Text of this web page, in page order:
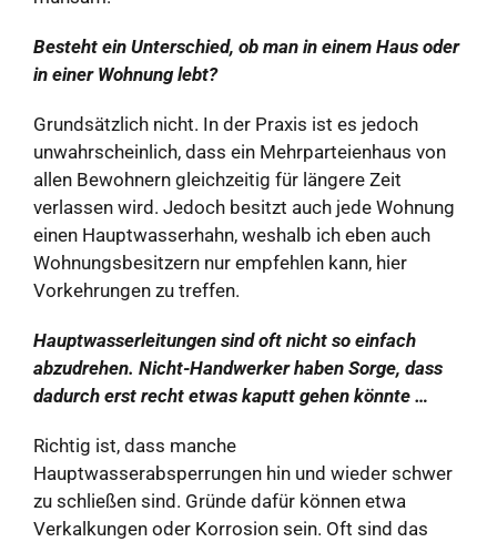
Besteht ein Unterschied, ob man in einem Haus oder
in einer Wohnung lebt?
Grundsätzlich nicht. In der Praxis ist es jedoch
unwahrscheinlich, dass ein Mehrparteienhaus von
allen Bewohnern gleichzeitig für längere Zeit
verlassen wird. Jedoch besitzt auch jede Wohnung
einen Hauptwasserhahn, weshalb ich eben auch
Wohnungsbesitzern nur empfehlen kann, hier
Vorkehrungen zu treffen.
Hauptwasserleitungen sind oft nicht so einfach
abzudrehen. Nicht-Handwerker haben Sorge, dass
dadurch erst recht etwas kaputt gehen könnte …
Richtig ist, dass manche
Hauptwasserabsperrungen hin und wieder schwer
zu schließen sind. Gründe dafür können etwa
Verkalkungen oder Korrosion sein. Oft sind das